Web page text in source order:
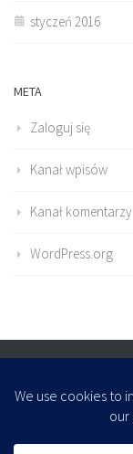
styczeń 2016
META
Zaloguj się
Kanał wpisów
Kanał komentarzy
WordPress.org